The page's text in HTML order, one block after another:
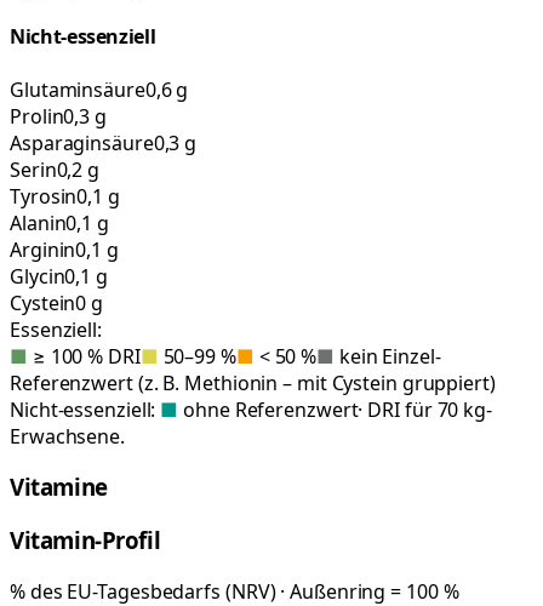
Nicht-essenziell
Glutaminsäure0,6 g
Prolin0,3 g
Asparaginsäure0,3 g
Serin0,2 g
Tyrosin0,1 g
Alanin0,1 g
Arginin0,1 g
Glycin0,1 g
Cystein0 g
Essenziell:
■ ≥ 100 % DRI■ 50–99 %■ < 50 %■ kein Einzel-
Referenzwert (z. B. Methionin – mit Cystein gruppiert)
Nicht-essenziell: ■ ohne Referenzwert· DRI für 70 kg-
Erwachsene.
Vitamine
Vitamin-Profil
% des EU-Tagesbedarfs (NRV) · Außenring = 100 %